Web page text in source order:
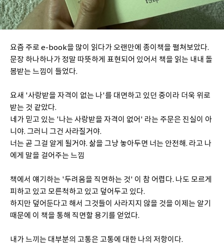
요즘 주로 e-book을 많이 읽다가 오랜만에 종이책을 펼쳐보았다.
문장 하나하나가 정말 따뜻하게 표현되어 있어서 책을 읽는 내내 돌
봄받는 느낌이 들었다.
요새 '사랑받을 자격이 없는 나'를 대면하고 있던 중이라 더욱 위로
받는 것 같았다.
네가 믿고 있는 '나는 사랑받을 자격이 없어' 라는 주문은 진실이 아
니야. 그러니 그건 사라질거야.
너는 곧 그걸 알게 될거야. 삶을 그냥 놓아두면 너는 안전해. 라고 나
에게 말을 걸어주는 느낌
책에서 얘기하는 '두려움을 직면하는 것' 이 참 어렵다. 나도 모르게
피하고 있고 모른척하고 있고 덮어두고 있다.
하지만 덮어둔다고 해서 그것들이 사라지지 않을 것을 이제는 알기
때문에 이 책을 통해 직면할 용기를 얻었다.
내가 느끼는 대부분의 고통은 고통에 대한 나의 저항이다.